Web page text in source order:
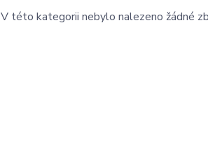
V této kategorii nebylo nalezeno žádné